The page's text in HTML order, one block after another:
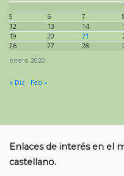
enero 2020
1
5
6 7
12
13 14
19
20 21
26
27 28
« Dic Feb »
Enlaces de interés en el
castellano.